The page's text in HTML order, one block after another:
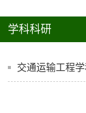
学科科研
交通运输工程